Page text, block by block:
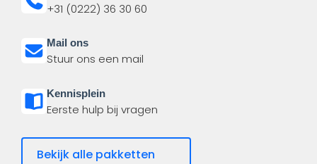
+31 (0222) 36 30 60
Mail ons
Stuur ons een mail
Kennisplein
Eerste hulp bij vragen
Bekijk alle pakketten